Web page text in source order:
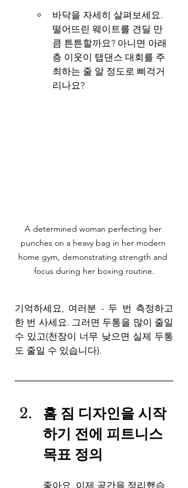
바닥을 자세히 살펴보세요.
떨어뜨린 웨이트를 견딜 만
큼 튼튼할까요? 아니면 아래
층 이웃이 탭댄스 대회를 주
최하는 줄 알 정도로 삐걱거
리나요?
A determined woman perfecting her
punches on a heavy bag in her modern
home gym, demonstrating strength and
focus during her boxing routine.
기억하세요, 여러분 - 두 번 측정하고
한 번 사세요. 그러면 두통을 많이 줄일
수 있고(천장이 너무 낮으면 실제 두통
도 줄일 수 있습니다).
홈 짐 디자인을 시작
하기 전에 피트니스
목표 정의
좋아요, 이제 공간을 정리했습